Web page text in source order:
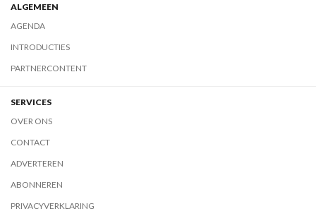
ALGEMEEN
AGENDA
INTRODUCTIES
PARTNERCONTENT
SERVICES
OVER ONS
CONTACT
ADVERTEREN
ABONNEREN
PRIVACYVERKLARING